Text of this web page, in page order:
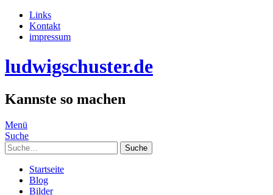
Links
Kontakt
impressum
ludwigschuster.de
Kannste so machen
Menü
Suche
Suche
Startseite
Blog
Bilder